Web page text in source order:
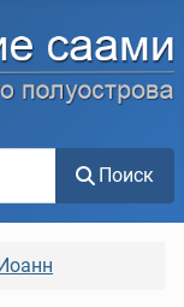
Поиск